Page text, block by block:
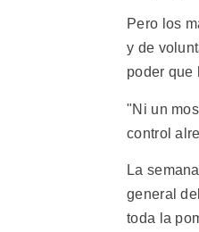
Pero los
y de
poder que
"Ni un
control
La
general
toda la